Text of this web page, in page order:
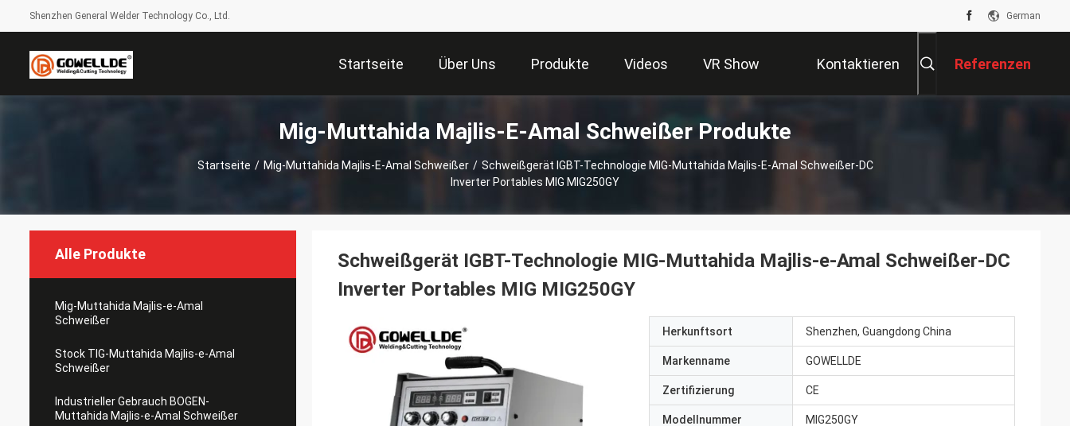
Shenzhen General Welder Technology Co., Ltd. German
Startseite Über Uns Produkte Videos VR Show Kontaktieren Referenzen
Mig-Muttahida Majlis-E-Amal Schweißer Produkte
Startseite / Mig-Muttahida Majlis-E-Amal Schweißer / Schweißgerät IGBT-Technologie MIG-Muttahida Majlis-E-Amal Schweißer-DC
Inverter Portables MIG MIG250GY
Alle Produkte
Mig-Muttahida Majlis-e-Amal
Schweißer
Stock TIG-Muttahida Majlis-e-Amal
Schweißer
Industrieller Gebrauch BOGEN-
Muttahida Majlis-e-Amal Schweißer
Schweißgerät IGBT-Technologie MIG-Muttahida Majlis-e-Amal Schweißer-DC
Inverter Portables MIG MIG250GY
Herkunftsort Shenzhen, Guangdong China
Markenname GOWELLDE
Zertifizierung CE
Modellnummer MIG250GY